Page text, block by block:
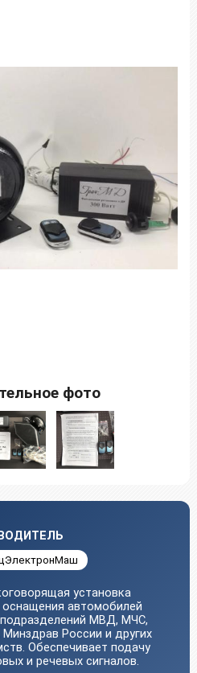
фото
установка
автомобилей
МВД, МЧС,
России и других
Обеспечивает подачу
и речевых сигналов.